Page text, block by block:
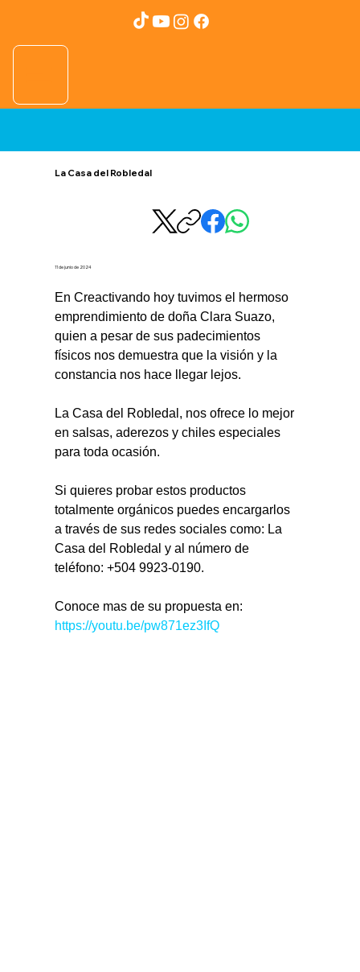
La Casa del Robledal
11 de junio de 2024
En Creactivando hoy tuvimos el hermoso
emprendimiento de doña Clara Suazo,
quien a pesar de sus padecimientos
físicos nos demuestra que la visión y la
constancia nos hace llegar lejos.
La Casa del Robledal, nos ofrece lo mejor
en salsas, aderezos y chiles especiales
para toda ocasión.
Si quieres probar estos productos
totalmente orgánicos puedes encargarlos
a través de sus redes sociales como: La
Casa del Robledal y al número de
teléfono: +504 9923-0190.
Conoce mas de su propuesta en:
https://youtu.be/pw871ez3IfQ